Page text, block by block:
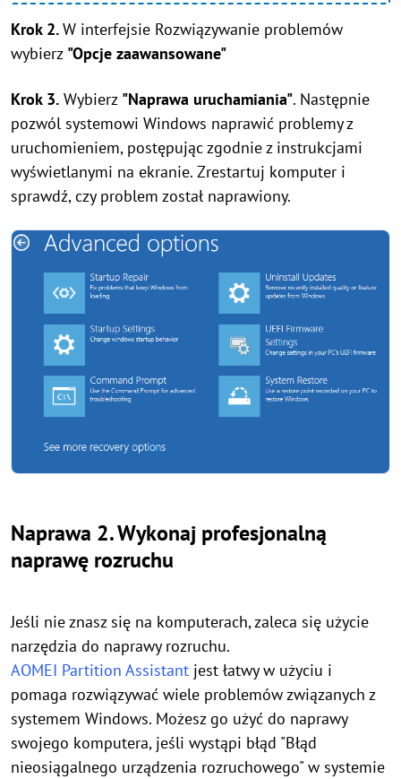
Krok 2.W interfejsie Rozwiązywanie problemów
wybierz "Opcje zaawansowane"
Krok 3. Wybierz "Naprawa uruchamiania". Następnie
pozwól systemowi Windows naprawić problemy z
uruchomieniem, postępując zgodnie z instrukcjami
wyświetlanymi na ekranie. Zrestartuj komputer i
sprawdź, czy problem został naprawiony.
Naprawa 2. Wykonaj profesjonalną
naprawę rozruchu
Jeśli nie znasz się na komputerach, zaleca się użycie
narzędzia do naprawy rozruchu.
AOMEI Partition Assistant jest łatwy w użyciu i
pomaga rozwiązywać wiele problemów związanych z
systemem Windows. Możesz go użyć do naprawy
swojego komputera, jeśli wystąpi błąd "Błąd
nieosiągalnego urządzenia rozruchowego" w systemie